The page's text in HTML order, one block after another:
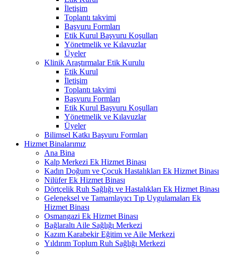
İletişim
Toplantı takvimi
Başvuru Formları
Etik Kurul Başvuru Koşulları
Yönetmelik ve Kılavuzlar
Üyeler
Klinik Araştırmalar Etik Kurulu
Etik Kurul
İletişim
Toplantı takvimi
Başvuru Formları
Etik Kurul Başvuru Koşulları
Yönetmelik ve Kılavuzlar
Üyeler
Bilimsel Katkı Başvuru Formları
Hizmet Binalarımız
Ana Bina
Kalp Merkezi Ek Hizmet Binası
Kadın Doğum ve Çocuk Hastalıkları Ek Hizmet Binası
Nilüfer Ek Hizmet Binası
Dörtçelik Ruh Sağlığı ve Hastalıkları Ek Hizmet Binası
Geleneksel ve Tamamlayıcı Tıp Uygulamaları Ek
Hizmet Binası
Osmangazi Ek Hizmet Binası
Bağlaraltı Aile Sağlığı Merkezi
Kazım Karabekir Eğitim ve Aile Merkezi
Yıldırım Toplum Ruh Sağlığı Merkezi